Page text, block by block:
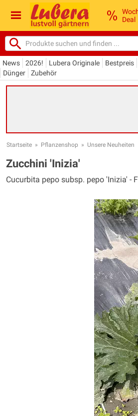
Deal
News 2026! Lubera Originale Bestpreis
Dünger
Zubehör
Startseite » Pflanzenshop » Unsere Neuheiten
Zucchini 'Inizia'
Cucurbita pepo subsp. pepo 'Inizia' -